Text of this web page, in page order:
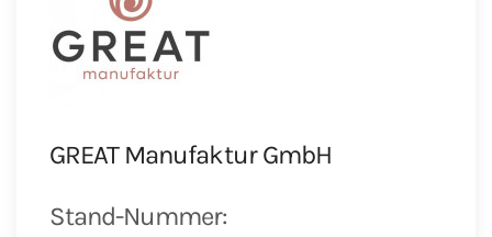
GREAT Manufaktur GmbH
Stand-Nummer: